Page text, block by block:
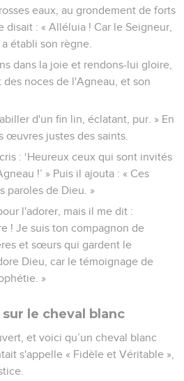
eaux, au grondement de forts
: « Alléluia ! Car le Seigneur,
établi son règne.
dans la joie et rendons-lui gloire,
noces de l'Agneau, et son
d'un fin lin, éclatant, pur. » En
œuvres justes des saints.
: ‘Heureux ceux qui sont invités
!’ » Puis il ajouta : « Ces
paroles de Dieu. »
l'adorer, mais il me dit :
! Je suis ton compagnon de
et sœurs qui gardent le
Dieu, car le témoignage de
»
le cheval blanc
et voici qu’un cheval blanc
s'appelle « Fidèle et Véritable »,